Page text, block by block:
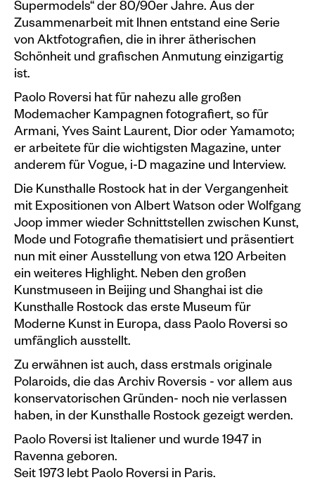
Supermodels“ der 80/90er Jahre. Aus der
Zusammenarbeit mit Ihnen entstand eine Serie
von Aktfotografien, die in ihrer ätherischen
Schönheit und grafischen Anmutung einzigartig
ist.
Paolo Roversi hat für nahezu alle großen
Modemacher Kampagnen fotografiert, so für
Armani, Yves Saint Laurent, Dior oder Yamamoto;
er arbeitete für die wichtigsten Magazine, unter
anderem für Vogue, i-D magazine und Interview.
Die Kunsthalle Rostock hat in der Vergangenheit
mit Expositionen von Albert Watson oder Wolfgang
Joop immer wieder Schnittstellen zwischen Kunst,
Mode und Fotografie thematisiert und präsentiert
nun mit einer Ausstellung von etwa 120 Arbeiten
ein weiteres Highlight. Neben den großen
Kunstmuseen in Beijing und Shanghai ist die
Kunsthalle Rostock das erste Museum für
Moderne Kunst in Europa, dass Paolo Roversi so
umfänglich ausstellt.
Zu erwähnen ist auch, dass erstmals originale
Polaroids, die das Archiv Roversis - vor allem aus
konservatorischen Gründen- noch nie verlassen
haben, in der Kunsthalle Rostock gezeigt werden.
Paolo Roversi ist Italiener und wurde 1947 in
Ravenna geboren.
Seit 1973 lebt Paolo Roversi in Paris.